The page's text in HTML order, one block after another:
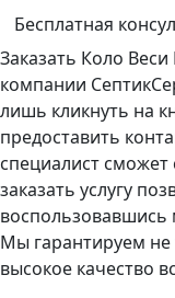
Бесплатная
Заказать Коло Веси
компании
лишь кликнуть на
предоставить
специалист
заказать услугу
воспользовавшись
Мы гарантируем не
высокое качество